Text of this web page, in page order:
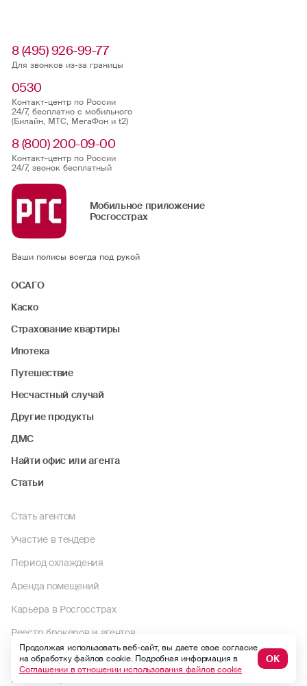
8 (495) 926-99-77
0530
Контакт-центр по России
24/7, бесплатно с мобильного
(Билайн, МТС, МегаФон и t2)
8 (800) 200-09-00
Контакт-центр по России
24/7, звонок бесплатный
Мобильное приложение
Росгосстрах
Ваши полисы всегда под рукой
ОСАГО
Каско
Страхование квартиры
Ипотека
Путешествие
Несчастный случай
Другие продукты
ДМС
Найти офис или агента
Статьи
Стать агентом
Участие в тендере
Период охлаждения
Аренда помещений
Карьера в Росгосстрах
Реестр брокеров и агентов
Реализация непрофильной недвижимости
Продолжая использовать веб-сайт, вы даете свое согласие
на обработку файлов cookie. Подробная информация в
Соглашении в отношении использования файлов cookie
ОК